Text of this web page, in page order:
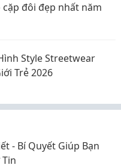
đôi đẹp nhất năm
Style Streetwear
Trẻ 2026
- Bí Quyết Giúp Bạn